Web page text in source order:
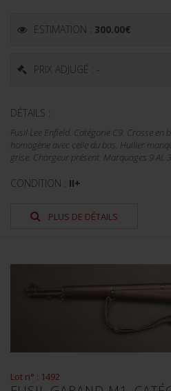
ESTIMATION : 300.00€
PRIX ADJUGÉ : -
DÉTAILS :
Fusil Lee Enfield. Catégorie C9. Crosse en
homogène avec celle du bas. Huilier
grise. Chargeur présent. Marquages 9 AL
CONDITION : II+
PLUS DE DÉTAILS
Lot n° : 1492